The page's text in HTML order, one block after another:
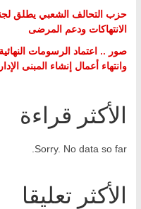
حزب التحالف الشعبي يطلق
الانتهاكات ودعم المرضى
صور .. اعتماد الرسومات
وانتهاء أعمال إنشاء المبنى
الأكثر قراءة
Sorry. No data so far.
الأكثر تعليقا